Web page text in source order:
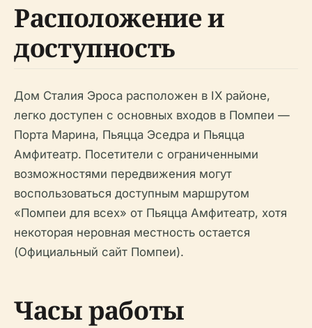
Расположение и
доступность
Дом Сталия Эроса расположен в IX районе,
легко доступен с основных входов в Помпеи —
Порта Марина, Пьяцца Эседра и Пьяцца
Амфитеатр. Посетители с ограниченными
возможностями передвижения могут
воспользоваться доступным маршрутом
«Помпеи для всех» от Пьяцца Амфитеатр, хотя
некоторая неровная местность остается
(Официальный сайт Помпеи).
Часы работы